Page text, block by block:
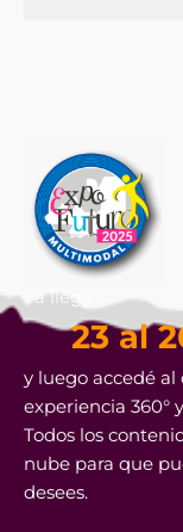
Ya llega
23 al
y luego accedé
experiencia 360°
Todos los
nube para que
desees.